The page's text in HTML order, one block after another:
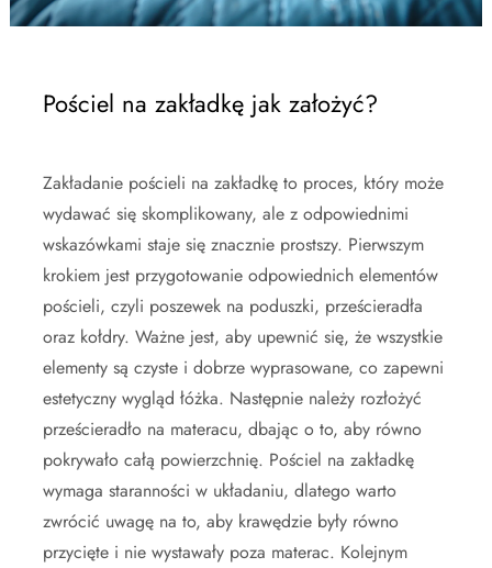
Pościel na zakładkę jak założyć?
Zakładanie pościeli na zakładkę to proces, który może
wydawać się skomplikowany, ale z odpowiednimi
wskazówkami staje się znacznie prostszy. Pierwszym
krokiem jest przygotowanie odpowiednich elementów
pościeli, czyli poszewek na poduszki, prześcieradła
oraz kołdry. Ważne jest, aby upewnić się, że wszystkie
elementy są czyste i dobrze wyprasowane, co zapewni
estetyczny wygląd łóżka. Następnie należy rozłożyć
prześcieradło na materacu, dbając o to, aby równo
pokrywało całą powierzchnię. Pościel na zakładkę
wymaga staranności w układaniu, dlatego warto
zwrócić uwagę na to, aby krawędzie były równo
przycięte i nie wystawały poza materac. Kolejnym